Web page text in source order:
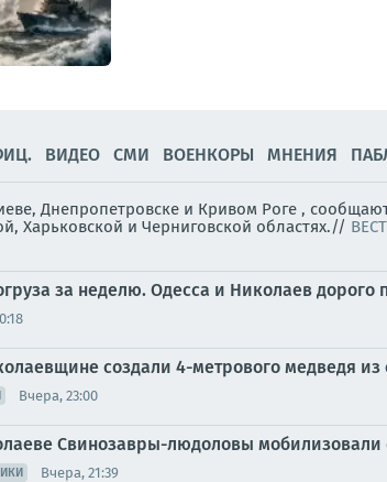
ВИДЕО СМИ ВОЕНКОРЫ МНЕНИЯ
Днепропетровске и Кривом Роге ,
Харьковской и Черниговской областях.//
за неделю. Одесса и Николаев дорого
создали 4-метрового медведя из
Вчера, 23:00
Свинозавры-людоловы мобилизовали
Вчера, 21:39